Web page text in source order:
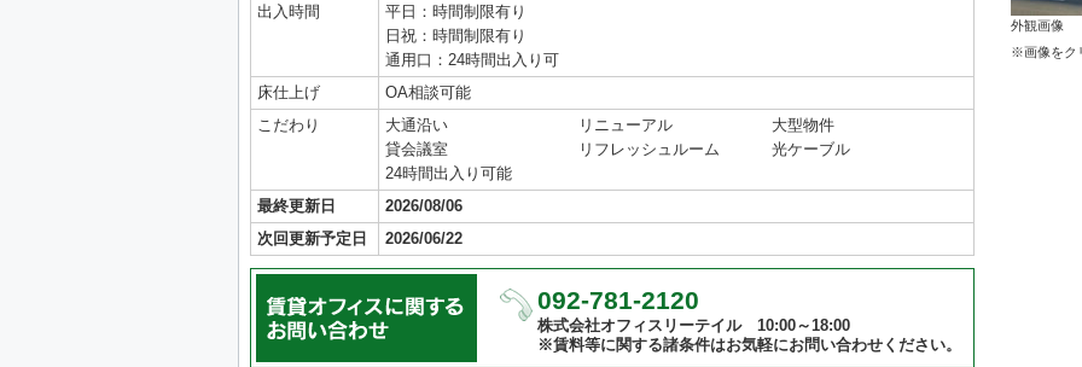
出入時間
平日：時間制限有り
日祝：時間制限有り
通用口：24時間出入り可
床仕上げ
OA相談可能
こだわり
大通沿い リニューアル
大型物件
貸会議室
リフレッシュルーム
光ケーブル
24時間出入り可能
最終更新日
2026/08/06
次回更新予定日
2026/06/22
092-781-2120
株式会社オフィスリーテイル 10:00～18:00
※賃料等に関する諸条件はお気軽にお問い合わせください。
外観画像
※画像をク